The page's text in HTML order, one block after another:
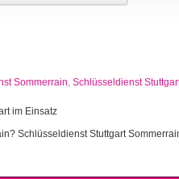
Sommerrain, Schlüsseldienst
im Einsatz
Schlüsseldienst Stuttgart